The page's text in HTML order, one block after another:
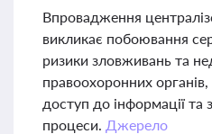
Впровадження
викликає побоювання
ризики зловживань та
правоохоронних
доступ до інформації та
процеси. Джерело